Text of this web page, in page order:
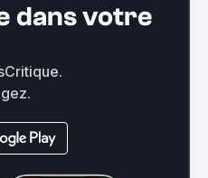
dans votre